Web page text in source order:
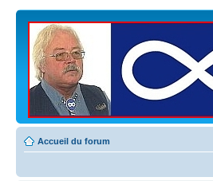
Accueil du forum